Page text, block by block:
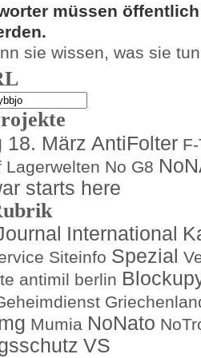
müssen
sie wissen, was sie tun
18. März AntiFolter
Lagerwelten No G8
starts here
International
Siteinfo Spezial
antimil berlin
Mumia NoNato
VS